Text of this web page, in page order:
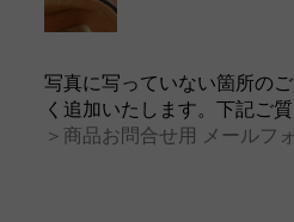
写真に写っていない箇所の
く追加いたします。下記ご
＞商品お問合せ用 メールフ